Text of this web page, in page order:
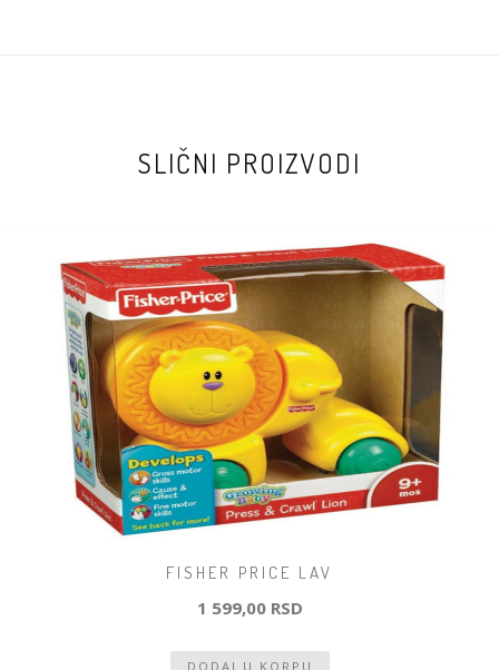
SLIČNI PROIZVODI
FISHER PRICE LAV
1 599,00 RSD